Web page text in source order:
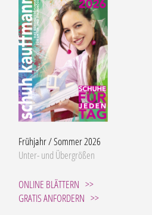
Frühjahr / Sommer 2026
Unter- und Übergrößen
ONLINE BLÄTTERN
GRATIS ANFORDERN